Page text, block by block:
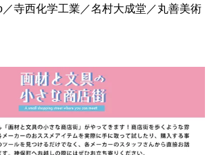
学工業／名村大成堂／丸善美術